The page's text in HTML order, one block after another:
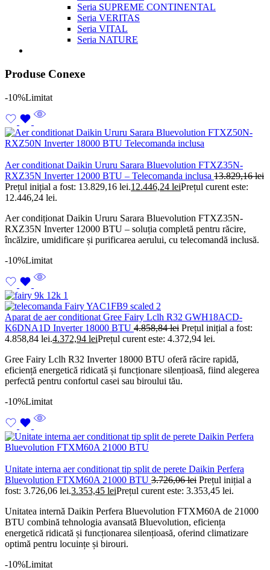
Seria SUPREME CONTINENTAL
Seria VERITAS
Seria VITAL
Seria NATURE
Produse Conexe
-10%Limitat
Aer conditionat Daikin Ururu Sarara Bluevolution FTXZ35N-
RXZ35N Inverter 12000 BTU – Telecomanda inclusa 13.829,16lei
Prețul inițial a fost: 13.829,16 lei.12.446,24 leiPrețul curent este:
12.446,24 lei.
Aer condiționat Daikin Ururu Sarara Bluevolution FTXZ35N-
RXZ35N Inverter 12000 BTU – soluția completă pentru răcire,
încălzire, umidificare și purificarea aerului, cu telecomandă inclusă.
-10%Limitat
Aparat de aer conditionat Gree Fairy Lclh R32 GWH18ACD-
K6DNA1D Inverter 18000 BTU 4.858,84lei Prețul inițial a fost:
4.858,84 lei.4.372,94 leiPrețul curent este: 4.372,94 lei.
Gree Fairy Lclh R32 Inverter 18000 BTU oferă răcire rapidă,
eficiență energetică ridicată și funcționare silențioasă, fiind alegerea
perfectă pentru confortul casei sau biroului tău.
-10%Limitat
Unitate interna aer conditionat tip split de perete Daikin Perfera
Bluevolution FTXM60A 21000 BTU 3.726,06lei Prețul inițial a
fost: 3.726,06 lei.3.353,45 leiPrețul curent este: 3.353,45 lei.
Unitatea internă Daikin Perfera Bluevolution FTXM60A de 21000
BTU combină tehnologia avansată Bluevolution, eficiența
energetică ridicată și funcționarea silențioasă, oferind climatizare
optimă pentru locuințe și birouri.
-10%Limitat